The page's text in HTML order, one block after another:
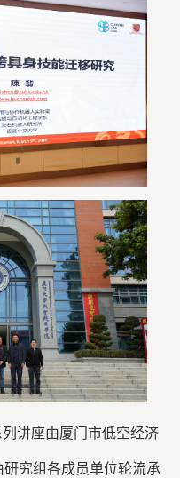
讲座由厦门市低空经济
究组各成员单位轮流承